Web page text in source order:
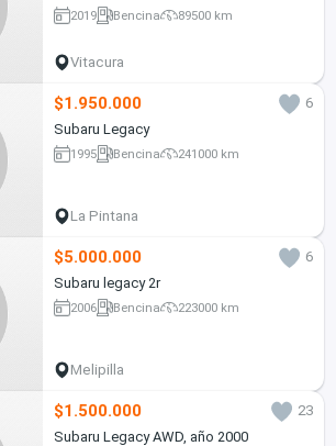
2019 Bencina 89500 km
Vitacura
$1.950.000
6
Subaru Legacy
1995 Bencina 241000 km
La Pintana
$5.000.000
6
Subaru legacy 2r
2006 Bencina 223000 km
Melipilla
$1.500.000
23
Subaru Legacy AWD, año 2000